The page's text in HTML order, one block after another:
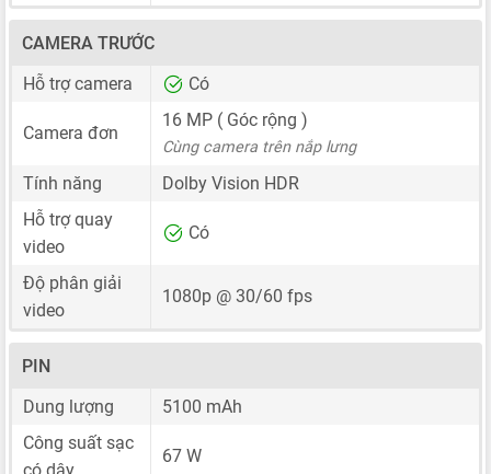
CAMERA TRƯỚC
Hỗ trợ camera
Có
Camera đơn
16 MP ( Góc rộng )
Cùng camera trên nắp lưng
Tính năng
Dolby Vision HDR
Hỗ trợ quay
video
Có
Độ phân giải
video
1080p @ 30/60 fps
PIN
Dung lượng
5100 mAh
Công suất sạc
67 W